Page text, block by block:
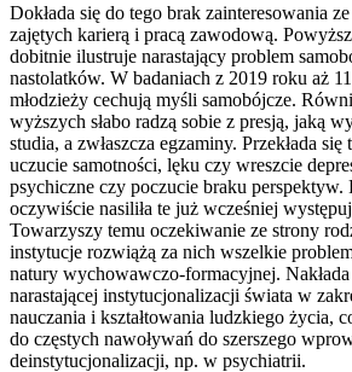
Dokłada się do tego brak zainteresowania
zajętych karierą i pracą zawodową.
dobitnie ilustruje narastający problem
nastolatków. W badaniach z 2019 roku aż
młodzieży cechują myśli samobójcze.
wyższych słabo radzą sobie z presją, jaką
studia, a zwłaszcza egzaminy. Przekłada się
uczucie samotności, lęku czy wreszcie
psychiczne czy poczucie braku
oczywiście nasiliła te już wcześniej
Towarzyszy temu oczekiwanie ze strony
instytucje rozwiążą za nich wszelkie
natury wychowawczo-formacyjnej.
narastającej instytucjonalizacji świata w
nauczania i kształtowania ludzkiego życia,
do częstych nawoływań do szerszego
deinstytucjonalizacji, np. w psychiatrii.